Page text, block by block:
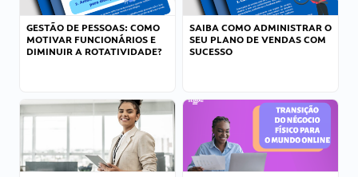
GESTÃO DE PESSOAS: COMO
MOTIVAR FUNCIONÁRIOS E
DIMINUIR A ROTATIVIDADE?
SAIBA COMO ADMINISTRAR O
SEU PLANO DE VENDAS COM
SUCESSO